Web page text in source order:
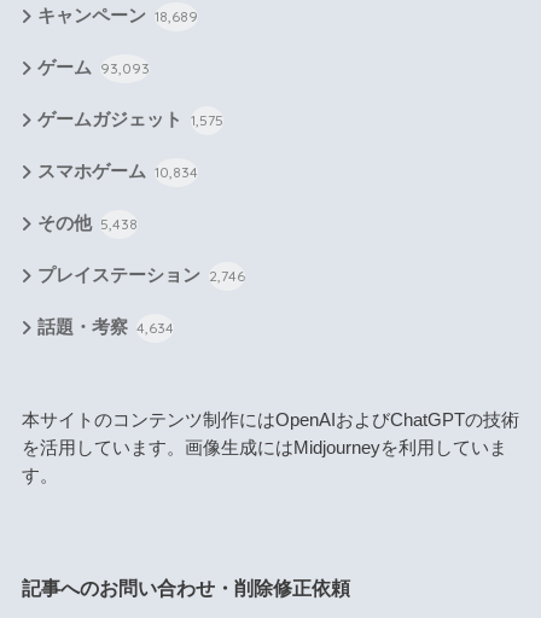
キャンペーン 18,689
ゲーム 93,093
ゲームガジェット 1,575
スマホゲーム 10,834
その他 5,438
プレイステーション 2,746
話題・考察 4,634
本サイトのコンテンツ制作にはOpenAIおよびChatGPTの技術
を活用しています。画像生成にはMidjourneyを利用していま
す。
記事へのお問い合わせ・削除修正依頼